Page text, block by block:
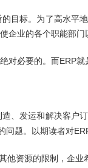
目标。为了高水
企业的各个职能部
对必要的。而 ERP就
、发运和解决客户
问题。以期读者对
资源的限制，企